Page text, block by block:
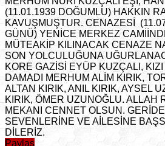
(11.01.1939 DOĞUMLU) HAKKIN
KAVUŞMUŞTUR. CENAZESİ
GÜNÜ) YENİCE MERKEZ
MÜTEAKİP KILINACAK CENAZE
SON YOLCULUĞUNA
KORE GAZİSİ EYÜP KUZÇALI,
DAMADI MERHUM ALİM KIRIK,
ALTAN KIRIK, ANIL KIRIK, AYSEL
KIRIK, ÖMER UZUNOĞLU. ALLAH
MEKANI CENNET OLSUN.
SEVENLERİNE VE AİLESİNE
DİLERİZ.
Paylaş